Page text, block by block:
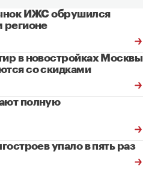
ИЖС обрушился
регионе
в новостройках Москвы
со скидками
полную
упало в пять раз